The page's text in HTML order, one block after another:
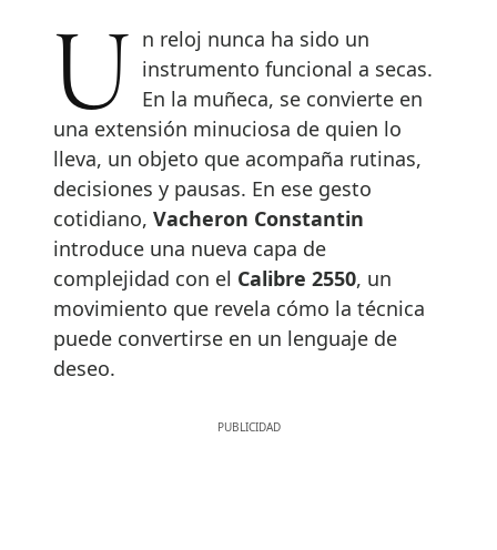
Un reloj nunca ha sido un
instrumento funcional a secas.
En la muñeca, se convierte en
una extensión minuciosa de quien lo
lleva, un objeto que acompaña rutinas,
decisiones y pausas. En ese gesto
cotidiano, Vacheron Constantin
introduce una nueva capa de
complejidad con el Calibre 2550, un
movimiento que revela cómo la técnica
puede convertirse en un lenguaje de
deseo.